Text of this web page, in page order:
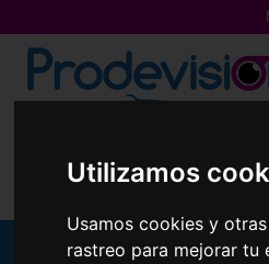
Utilizamos
Usamos cookies y
rastreo para mejorar tu